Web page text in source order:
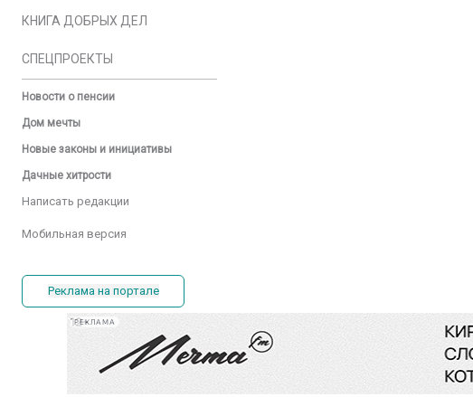
КНИГА ДОБРЫХ ДЕЛ
СПЕЦПРОЕКТЫ
Новости о пенсии
Дом мечты
Новые законы и инициативы
Дачные хитрости
Написать редакции
Мобильная версия
Реклама на портале
РЕКЛАМА